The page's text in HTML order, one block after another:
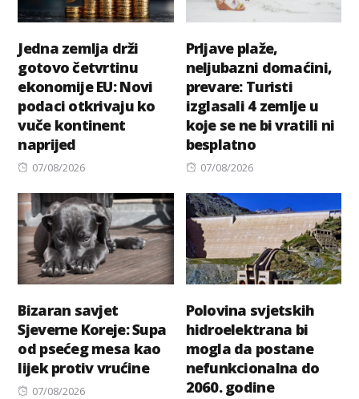
Jedna zemlja drži
gotovo četvrtinu
ekonomije EU: Novi
podaci otkrivaju ko
vuče kontinent
naprijed
Posted
07/08/2026
Prljave plaže,
neljubazni domaćini,
prevare: Turisti
izglasali 4 zemlje u
koje se ne bi vratili ni
besplatno
Posted
07/08/2026
Bizaran savjet
Sjeverne Koreje: Supa
od psećeg mesa kao
lijek protiv vrućine
Posted
07/08/2026
Polovina svjetskih
hidroelektrana bi
mogla da postane
nefunkcionalna do
2060. godine